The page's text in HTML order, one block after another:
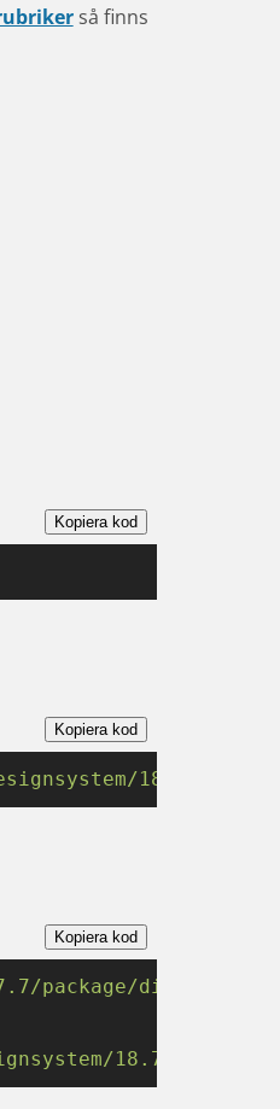
så finns
Kopiera kod
Kopiera kod
18.7.7/
Kopiera kod
package/dist/
18.7.7/